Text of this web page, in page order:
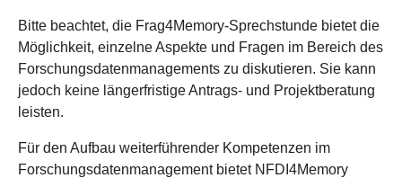
Bitte beachtet, die Frag4Memory-Sprechstunde bietet die
Möglichkeit, einzelne Aspekte und Fragen im Bereich des
Forschungsdatenmanagements zu diskutieren. Sie kann
jedoch keine längerfristige Antrags- und Projektberatung
leisten.
Für den Aufbau weiterführender Kompetenzen im
Forschungsdatenmanagement bietet NFDI4Memory